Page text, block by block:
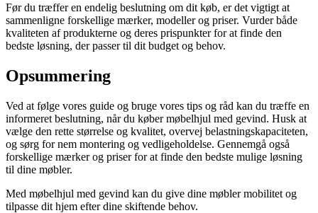
Før du træffer en endelig beslutning om dit køb, er det vigtigt at
sammenligne forskellige mærker, modeller og priser. Vurder både
kvaliteten af produkterne og deres prispunkter for at finde den
bedste løsning, der passer til dit budget og behov.
Opsummering
Ved at følge vores guide og bruge vores tips og råd kan du træffe en
informeret beslutning, når du køber møbelhjul med gevind. Husk at
vælge den rette størrelse og kvalitet, overvej belastningskapaciteten,
og sørg for nem montering og vedligeholdelse. Gennemgå også
forskellige mærker og priser for at finde den bedste mulige løsning
til dine møbler.
Med møbelhjul med gevind kan du give dine møbler mobilitet og
tilpasse dit hjem efter dine skiftende behov.